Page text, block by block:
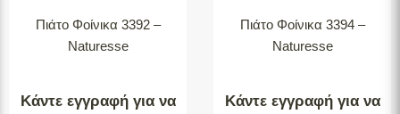
Πιάτο Φοίνικα 3392 –
Naturesse
Κάντε εγγραφή για να
Πιάτο Φοίνικα 3394 –
Naturesse
Κάντε εγγραφή για να